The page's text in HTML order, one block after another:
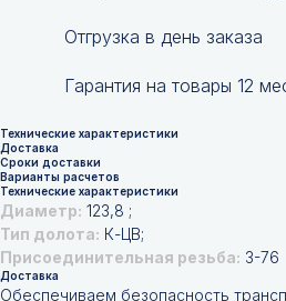
Отгрузка в день заказа
Гарантия на товары 12
Технические характеристики
Доставка
Сроки доставки
Варианты расчетов
Технические характеристики
Диаметр: 123,8 ;
Тип долота: К-ЦВ;
Присоединительная резьба: 3-76
Доставка
Обеспечиваем безопасность